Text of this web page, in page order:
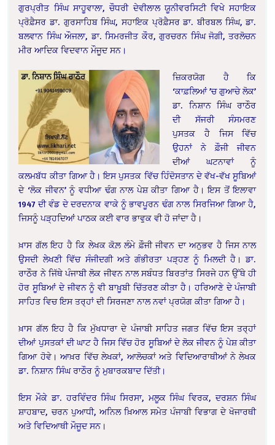
ਗੁਰਪ੍ਰੀਤ ਸਿੰਘ ਸਾਹੂਵਾਲਾ, ਚੌਧਰੀ ਦੇਵੀਲਾਲ ਯੂਨੀਵਰਸਿਟੀ ਵਿਖੇ ਸਹਾਇਕ
ਪ੍ਰੋਫ਼ੈਸਰ ਡਾ. ਗੁਰਸਾਹਿਬ ਸਿੰਘ, ਸਹਾਇਕ ਪ੍ਰੋਫ਼ੈਸਰ ਡਾ. ਬੀਰਬਲ ਸਿੰਘ, ਡਾ.
ਬਲਵਾਨ ਸਿੰਘ ਔਜਲਾ, ਡਾ. ਸਿਮਰਜੀਤ ਕੌਰ, ਗੁਰਚਰਨ ਸਿੰਘ ਜੋਗੀ, ਤਰਲੋਚਨ
ਮੀਰ ਆਦਿਕ ਵਿਦਵਾਨ ਮੌਜੂਦ ਸਨ।
ਜ਼ਿਕਰਯੋਗ ਹੈ ਕਿ
‘ਕਾਫ਼ਲਿਆਂ ’ਚ ਗੁਆਚੇ ਲੋਕ’
ਡਾ. ਨਿਸ਼ਾਨ ਸਿੰਘ ਰਾਠੌਰ
ਦੀ ਸੱਜਰੀ ਸੰਸਮਰਣ
ਪੁਸਤਕ ਹੈ ਜਿਸ ਵਿੱਚ
ਉਹਨਾਂ ਨੇ ਫ਼ੌਜੀ ਜੀਵਨ
ਦੀਆਂ ਘਟਨਾਵਾਂ ਨੂੰ
ਕਲਮਬੱਧ ਕੀਤਾ ਗਿਆ ਹੈ। ਇਸ ਪੁਸਤਕ ਵਿੱਚ ਹਿੰਦੋਸਤਾਨ ਦੇ ਵੱਖ-ਵੱਖ ਸੂਬਿਆਂ
ਦੇ ‘ਲੋਕ ਜੀਵਨ’ ਨੂੰ ਵਧੀਆ ਢੰਗ ਨਾਲ ਪੇਸ਼ ਕੀਤਾ ਗਿਆ ਹੈ। ਇਸ ਤੋਂ ਇਲਾਵਾ
1947 ਦੀ ਵੰਡ ਦੇ ਦਰਦਨਾਕ ਵਾਕੇ ਨੂੰ ਭਾਵਪੂਰਨ ਢੰਗ ਨਾਲ ਸਿਰਜਿਆ ਗਿਆ ਹੈ,
ਜਿਸਨੂੰ ਪੜ੍ਹਦਿਆਂ ਪਾਠਕ ਕਈ ਵਾਰ ਭਾਵੁਕ ਵੀ ਹੋ ਜਾਂਦਾ ਹੈ।
ਖ਼ਾਸ ਗੱਲ ਇਹ ਹੈ ਕਿ ਲੇਖਕ ਕੋਲ਼ ਲੰਮੇ ਫ਼ੌਜੀ ਜੀਵਨ ਦਾ ਅਨੁਭਵ ਹੈ ਜਿਸ ਨਾਲ
ਉਸਦੀ ਲੇਖਣੀ ਵਿੱਚ ਸੰਜੀਦਗੀ ਅਤੇ ਗੰਭੀਰਤਾ ਪੜ੍ਹਣ ਨੂੰ ਮਿਲਦੀ ਹੈ। ਡਾ.
ਰਾਠੌਰ ਨੇ ਜਿੱਥੇ ਪੰਜਾਬੀ ਲੋਕ ਜੀਵਨ ਨਾਲ ਸਬੰਧਤ ਬਿਰਤਾਂਤ ਸਿਰਜੇ ਹਨ ਉੱਥੇ ਹੀ
ਹੋਰ ਸੂਬਿਆਂ ਦੇ ਜੀਵਨ ਨੂੰ ਵੀ ਬਾਖ਼ੂਬੀ ਚਿੱਤਰਣ ਕੀਤਾ ਹੈ। ਹਰਿਆਣੇ ਦੇ ਪੰਜਾਬੀ
ਸਾਹਿਤ ਵਿਚ ਇਸ ਤਰ੍ਹਾਂ ਦੀ ਸਿਰਜਣਾ ਨਾਲ ਨਵਾਂ ਪ੍ਰਯੋਗ ਕੀਤਾ ਗਿਆ ਹੈ।
ਖ਼ਾਸ ਗੱਲ ਇਹ ਹੈ ਕਿ ਮੁੱਖਧਾਰਾ ਦੇ ਪੰਜਾਬੀ ਸਾਹਿਤ ਜਗਤ ਵਿੱਚ ਇਸ ਤਰ੍ਹਾਂ
ਦੀਆਂ ਪੁਸਤਕਾਂ ਦੀ ਘਾਟ ਹੈ ਜਿਸ ਵਿੱਚ ਹੋਰ ਸੂਬਿਆਂ ਦੇ ਲੋਕ ਜੀਵਨ ਨੂੰ ਪੇਸ਼ ਕੀਤਾ
ਗਿਆ ਹੋਵੇ। ਆਖ਼ਰ ਵਿੱਚ ਲੇਖਕਾਂ, ਆਲੋਚਕਾਂ ਅਤੇ ਵਿਦਿਆਰਾਥੀਆਂ ਨੇ ਲੇਖਕ
ਡਾ. ਨਿਸ਼ਾਨ ਸਿੰਘ ਰਾਠੌਰ ਨੂੰ ਮੁਬਾਰਕਬਾਦ ਦਿੱਤੀ।
ਇਸ ਮੌਕੇ ਡਾ. ਹਰਵਿੰਦਰ ਸਿੰਘ ਸਿਰਸਾ, ਮਲੂਕ ਸਿੰਘ ਵਿਰਕ, ਦਰਸ਼ਨ ਸਿੰਘ
ਸ਼ਾਹਬਾਦ, ਚਰਨ ਪੁਆਧੀ, ਅਨਿਲ ਖ਼ਿਆਲ ਸਮੇਤ ਪੰਜਾਬੀ ਵਿਭਾਗ ਦੇ ਖੋਜਾਰਥੀ
ਅਤੇ ਵਿਦਿਆਥੀ ਮੌਜੂਦ ਸਨ।